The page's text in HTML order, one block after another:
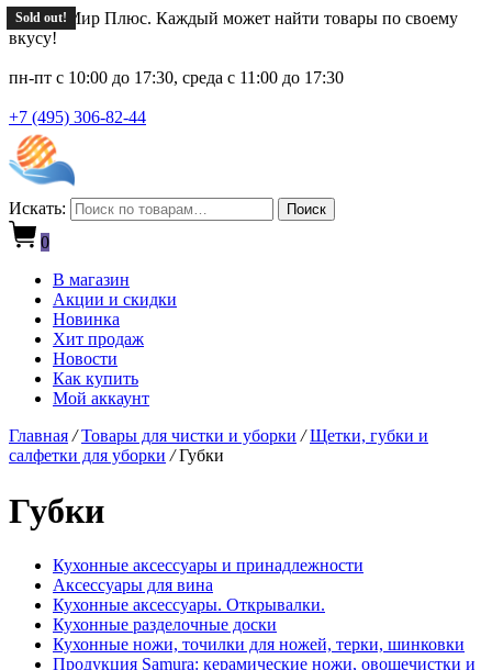
Новый Мир Плюс. Каждый может найти товары по своему
вкусу!
пн-пт с 10:00 до 17:30, среда с 11:00 до 17:30
+7 (495) 306-82-44
Искать: Поиск
0
В магазин
Акции и скидки
Новинка
Хит продаж
Новости
Как купить
Мой аккаунт
Главная / Товары для чистки и уборки / Щетки, губки и
салфетки для уборки /Губки
Губки
Кухонные аксессуары и принадлежности
Аксессуары для вина
Кухонные аксессуары. Открывалки.
Кухонные разделочные доски
Кухонные ножи, точилки для ножей, терки, шинковки
Продукция Samura: керамические ножи, овощечистки и
Sold out!
Sold out!
Sold out!
Sold out!
Sold out!